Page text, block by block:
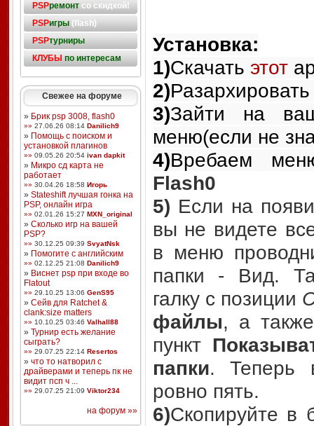
PSPремонтсо скидкой!
PSPигры(flash)
PSPтурниры
КЛУБЫ по интересам
Свежее на форуме
» Брик psp 3008, flash0
»» 27.06.26 08:14 Danilich9
» Помощь с поиском и
установкой плагинов
»» 09.05.26 20:54 ivan dapkit
» Микро сд карта не
работает
»» 30.04.26 18:58 Игорь
» Stateshift лучшая гонка на
PSP, онлайн игра
»» 02.01.26 15:27 MXN_original
» Сколько игр на вашей
PSP?
»» 30.12.25 09:39 SvyatNsk
» Помогите с английским
»» 02.12.25 21:08 Danilich9
» Виснет psp при входе во
Flatout
»» 29.10.25 13:06 GenS95
» Сейв для Ratchet &
clank:size matters
»» 10.10.25 03:46 Valhall88
» Турнир есть желание
сыграть?
»» 29.07.25 22:14 Resertos
» что то натворил с
драйверами и теперь пк не
видит псп ч ...
»» 29.07.25 21:09 Viktor234
на форум »»
Установка:
1)Скачать этот
2)
3)Зайти на
меню(если не
4)Вребаем
Flash0
5) Если на
вы не видете
в меню
папки - Вид.
галку с позиции
файлы, а
пункт
папки. Теперь
ровно пять.
6)Скопируйте в